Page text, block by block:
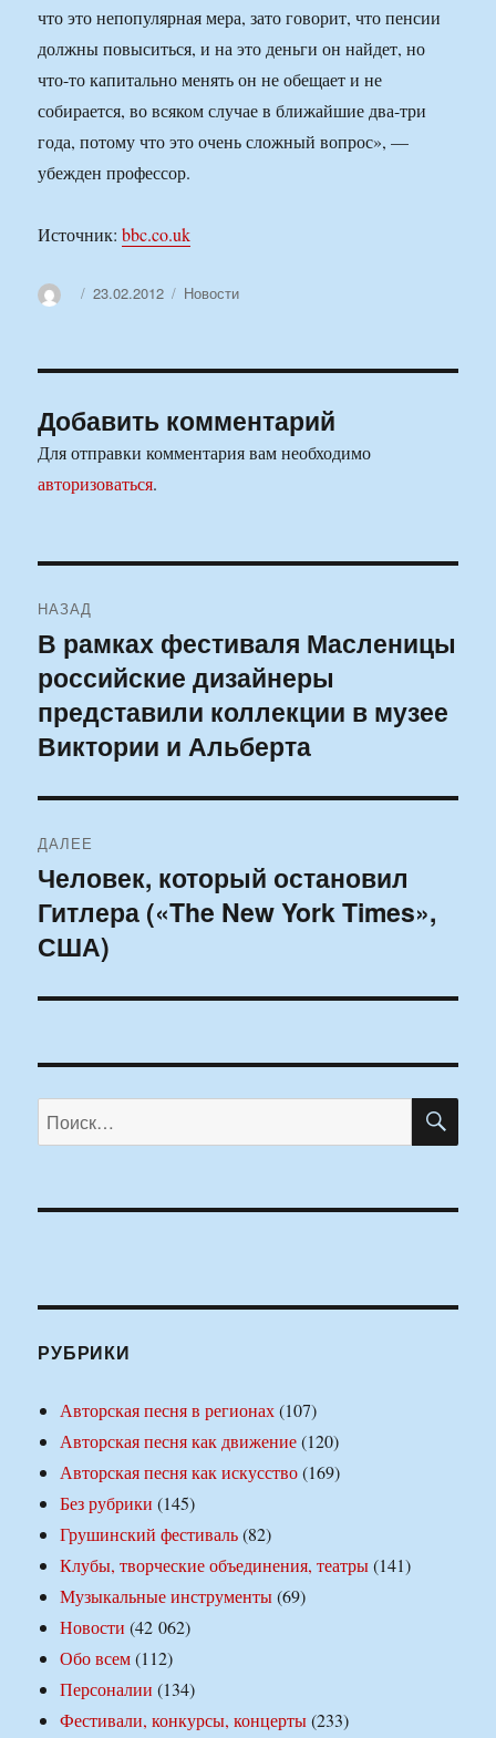
что это непопулярная мера, зато говорит, что пенсии
должны повыситься, и на это деньги он найдет, но
что-то капитально менять он не обещает и не
собирается, во всяком случае в ближайшие два-три
года, потому что это очень сложный вопрос», —
убежден профессор.
Источник:bbc.co.uk
АвторОпубликовано
23.02.2012 Рубрики
Новости
Добавить комментарий
Для отправки комментария вам необходимо
авторизоваться.
по
записям
НАЗАД
Предыдущая
запись:
В рамках фестиваля Масленицы
российские дизайнеры
представили коллекции в музее
Виктории и Альберта
ДАЛЕЕ
Следующая
запись:
Человек, который остановил
Гитлера («The New York Times»,
США)
Искать:
РУБРИКИ
Авторская песня в регионах(107)
Авторская песня как движение(120)
Авторская песня как искусство(169)
Без рубрики (145)
Грушинский фестиваль(82)
Клубы, творческие объединения, театры(141)
Музыкальные инструменты(69)
Новости (42 062)
Обо всем(112)
Персоналии (134)
Фестивали, конкурсы, концерты(233)